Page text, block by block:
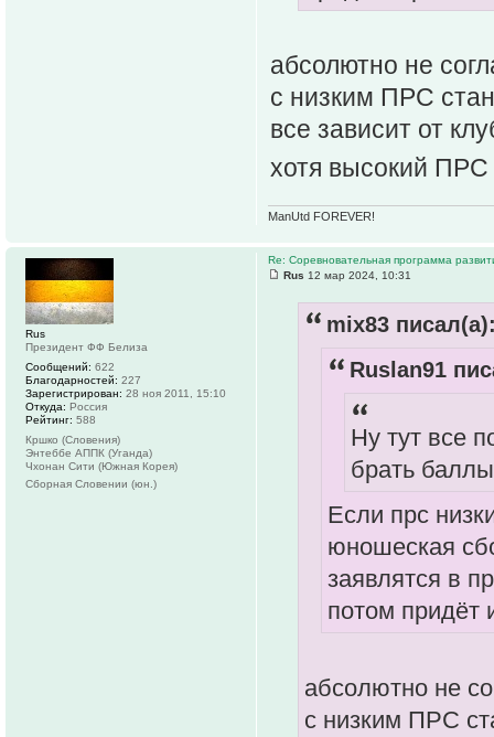
абсолютно не
с низким ПРС
все зависит от
хотя высокий
ManUtd FOREVER!
Re: Соревновательная программа
Rus 12 мар 2024, 10:31
mix83
Ruslan91
Ну тут все
брать
Если прс
юношеская
заявлятся в
потом придёт
абсолютно не
с низким ПРС
Rus
Президент ФФ Белиза
Сообщений: 622
Благодарностей: 227
Зарегистрирован: 28 ноя 2011, 15:10
Откуда: Россия
Рейтинг: 588
Кршко (Словения)
Энтеббе АППК (Уганда)
Чхонан Сити (Южная Корея)
Сборная Словении (юн.)